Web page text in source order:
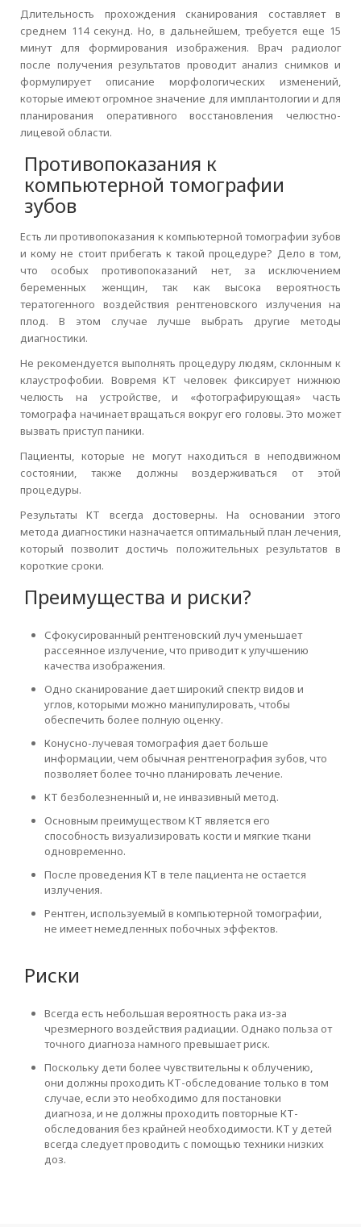
Длительность прохождения сканирования составляет в
среднем 114 секунд. Но, в дальнейшем, требуется еще 15
минут для формирования изображения. Врач радиолог
после получения результатов проводит анализ снимков и
формулирует описание морфологических изменений,
которые имеют огромное значение для имплантологии и для
планирования оперативного восстановления челюстно-
лицевой области.
Противопоказания к
компьютерной томографии
зубов
Есть ли противопоказания к компьютерной томографии зубов
и кому не стоит прибегать к такой процедуре? Дело в том,
что особых противопоказаний нет, за исключением
беременных женщин, так как высока вероятность
тератогенного воздействия рентгеновского излучения на
плод. В этом случае лучше выбрать другие методы
диагностики.
Не рекомендуется выполнять процедуру людям, склонным к
клаустрофобии. Вовремя КТ человек фиксирует нижнюю
челюсть на устройстве, и «фотографирующая» часть
томографа начинает вращаться вокруг его головы. Это может
вызвать приступ паники.
Пациенты, которые не могут находиться в неподвижном
состоянии, также должны воздерживаться от этой
процедуры.
Результаты КТ всегда достоверны. На основании этого
метода диагностики назначается оптимальный план лечения,
который позволит достичь положительных результатов в
короткие сроки.
Преимущества и риски?
Сфокусированный рентгеновский луч уменьшает
рассеянное излучение, что приводит к улучшению
качества изображения.
Одно сканирование дает широкий спектр видов и
углов, которыми можно манипулировать, чтобы
обеспечить более полную оценку.
Конусно-лучевая томография дает больше
информации, чем обычная рентгенография зубов, что
позволяет более точно планировать лечение.
КТ безболезненный и, не инвазивный метод.
Основным преимуществом КТ является его
способность визуализировать кости и мягкие ткани
одновременно.
После проведения КТ в теле пациента не остается
излучения.
Рентген, используемый в компьютерной томографии,
не имеет немедленных побочных эффектов.
Риски
Всегда есть небольшая вероятность рака из-за
чрезмерного воздействия радиации. Однако польза от
точного диагноза намного превышает риск.
Поскольку дети более чувствительны к облучению,
они должны проходить КТ-обследование только в том
случае, если это необходимо для постановки
диагноза, и не должны проходить повторные КТ-
обследования без крайней необходимости. КТ у детей
всегда следует проводить с помощью техники низких
доз.